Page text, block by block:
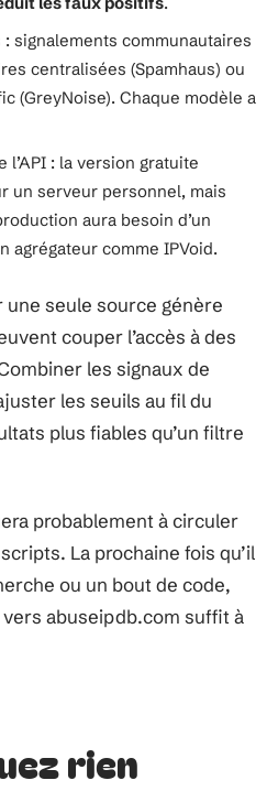
signalements communautaires
centralisées (Spamhaus) ou
(GreyNoise). Chaque modèle a
l’API : la version gratuite
un serveur personnel, mais
aura besoin d’un
agrégateur comme IPVoid.
une seule source génère
couper l’accès à des
les signaux de
les seuils au fil du
plus fiables qu’un filtre
probablement à circuler
La prochaine fois qu’il
ou un bout de code,
abuseipdb.com suffit à
rien